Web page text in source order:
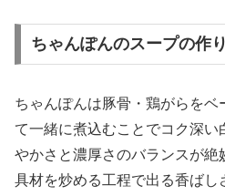
ちゃんぽんのスープの作
ちゃんぽんは豚骨・鶏がらを
て一緒に煮込むことでコク深い
やかさと濃厚さのバランスが絶
具材を炒める工程で出る香ばし